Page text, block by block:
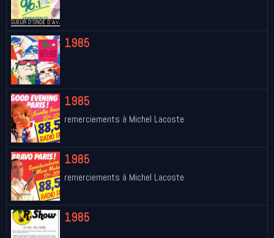
1985
1985
remerciements à Michel Lacoste
1985
remerciements à Michel Lacoste
1985